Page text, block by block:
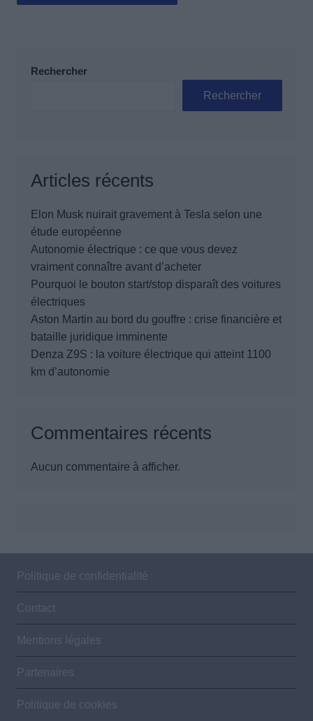
Rechercher
Rechercher
Articles récents
Elon Musk nuirait gravement à Tesla selon une
étude européenne
Autonomie électrique : ce que vous devez
vraiment connaître avant d’acheter
Pourquoi le bouton start/stop disparaît des voitures
électriques
Aston Martin au bord du gouffre : crise financière et
bataille juridique imminente
Denza Z9S : la voiture électrique qui atteint 1100
km d’autonomie
Commentaires récents
Aucun commentaire à afficher.
Politique de confidentialité
Contact
Mentions légales
Partenaires
Politique de cookies